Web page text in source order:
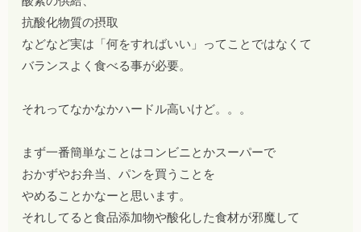
抗酸化物質の摂取
などなど実は「何をすればいい」ってことではなくて
バランスよく食べる事が必要。
それってなかなかハードル高いけど。。。
まず一番簡単なことはコンビニとかスーパーで
おかずやお弁当、パンを買うことを
やめることかなーと思います。
それしてると食品添加物や酸化した食材が邪魔して